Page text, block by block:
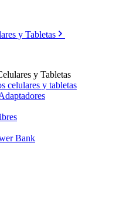
y Tabletas
y Tabletas
celulares y tabletas
Bank